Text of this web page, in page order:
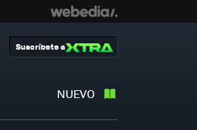
NUEVO
Suscríbete a